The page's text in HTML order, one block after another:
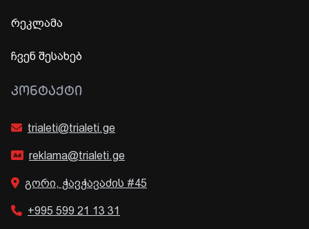
რეკლამა
ჩვენ შესახებ
ᲙᲝᲜᲢᲐᲥᲢᲘ
trialeti@trialeti.ge
reklama@trialeti.ge
გორი, ჭავჭავაძის #45
+995 599 21 13 31